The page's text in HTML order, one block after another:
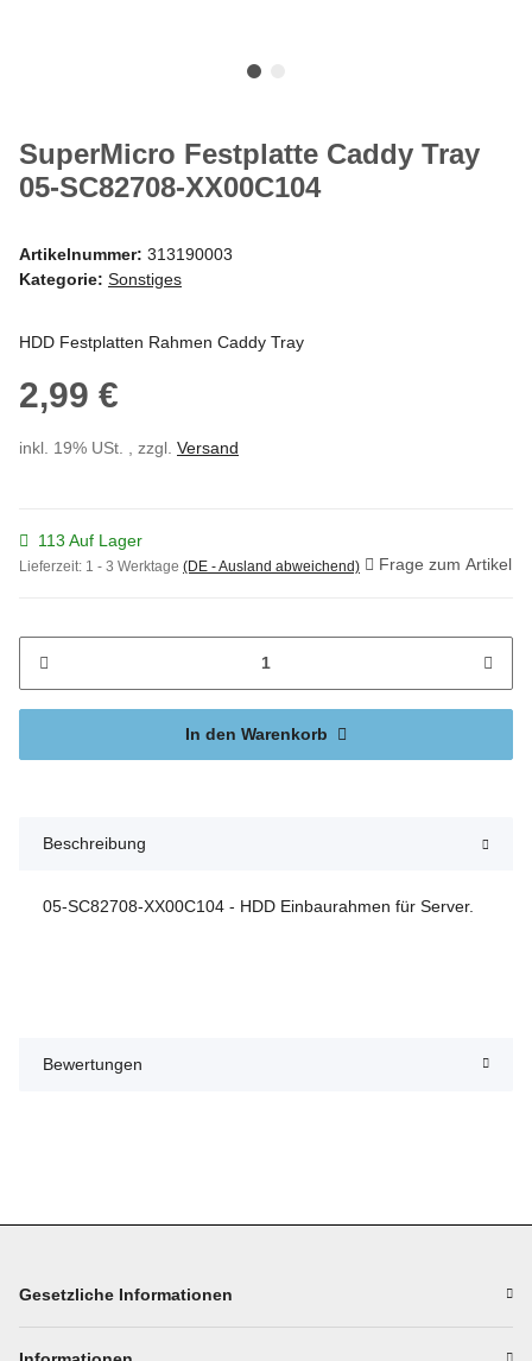
SuperMicro Festplatte Caddy Tray
05-SC82708-XX00C104
Artikelnummer: 313190003
Kategorie: Sonstiges
HDD Festplatten Rahmen Caddy Tray
2,99 €
inkl. 19% USt. , zzgl. Versand
113 Auf Lager
Lieferzeit: 1 - 3 Werktage (DE - Ausland abweichend) Frage zum Artikel
In den Warenkorb
Beschreibung
05-SC82708-XX00C104 - HDD Einbaurahmen für Server.
Bewertungen
Gesetzliche Informationen